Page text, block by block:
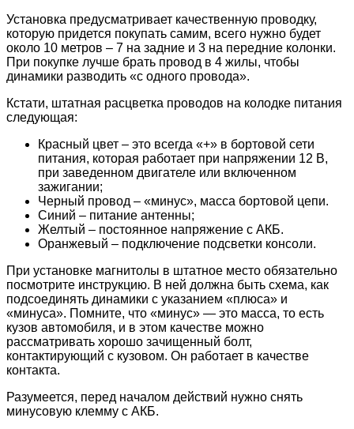
Установка предусматривает качественную проводку,
которую придется покупать самим, всего нужно будет
около 10 метров – 7 на задние и 3 на передние колонки.
При покупке лучше брать провод в 4 жилы, чтобы
динамики разводить «с одного провода».
Кстати, штатная расцветка проводов на колодке питания
следующая:
Красный цвет – это всегда «+» в бортовой сети
питания, которая работает при напряжении 12 В,
при заведенном двигателе или включенном
зажигании;
Черный провод – «минус», масса бортовой цепи.
Синий – питание антенны;
Желтый – постоянное напряжение с АКБ.
Оранжевый – подключение подсветки консоли.
При установке магнитолы в штатное место обязательно
посмотрите инструкцию. В ней должна быть схема, как
подсоединять динамики с указанием «плюса» и
«минуса». Помните, что «минус» — это масса, то есть
кузов автомобиля, и в этом качестве можно
рассматривать хорошо зачищенный болт,
контактирующий с кузовом. Он работает в качестве
контакта.
Разумеется, перед началом действий нужно снять
минусовую клемму с АКБ.